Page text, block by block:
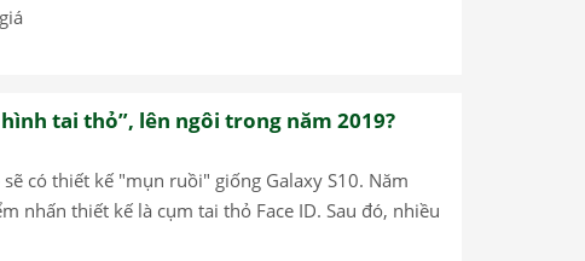
tai thỏ”, lên ngôi trong năm 2019?
có thiết kế "mụn ruồi" giống Galaxy S10. Năm
nhấn thiết kế là cụm tai thỏ Face ID. Sau đó, nhiều